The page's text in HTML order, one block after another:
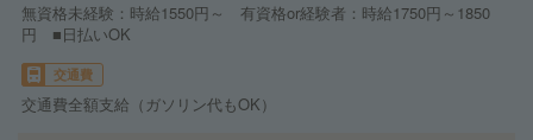
無資格未経験：時給1550円～ 有資格or経験者：時給1750円～1850
円 ■日払いOK
交通費
交通費全額支給（ガソリン代もOK）